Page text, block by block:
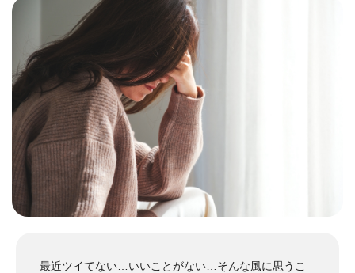
最近ツイてない…いいことがない…そんな風に思うこ